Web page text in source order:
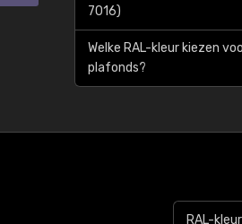
7016)
Welke RAL-kleur kiezen
plafonds?